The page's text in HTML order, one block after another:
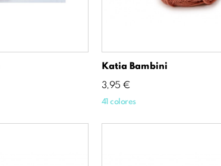
Katia Bambini
Precio
3,95 €
41 colores